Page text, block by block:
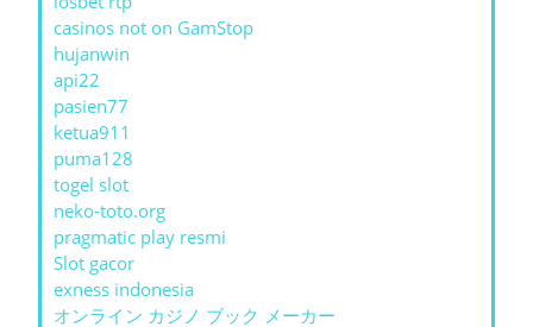
casinos not on GamStop
hujanwin
api22
pasien77
ketua911
puma128
togel slot
neko-toto.org
pragmatic play resmi
Slot gacor
exness indonesia
オンライン カジノ ブック メーカー